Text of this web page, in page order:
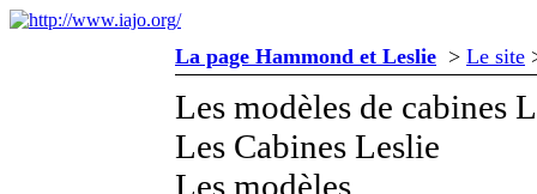
La page Hammond et Leslie > Le site
Les modèles de cabines
Les Cabines Leslie
Les modèles